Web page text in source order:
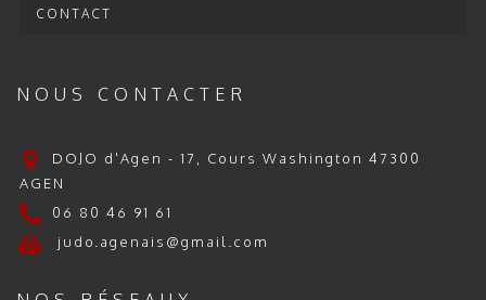
NOUS CONTACTER
DOJO d'Agen - 17, Cours Washington 47300
AGEN
06 80 46 91 61
judo.agenais@gmail.com
CONTACT